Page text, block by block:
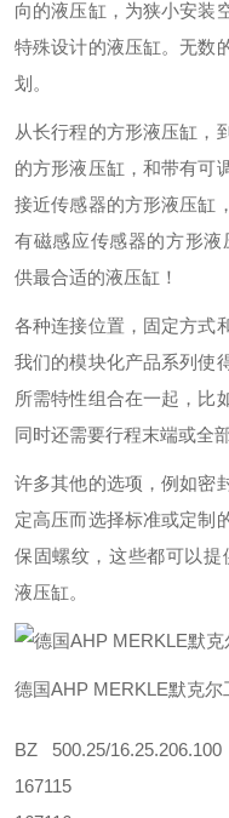
向的液压缸，为狭小安装
特殊设计的液压缸。无数
划。
从长行程的方形液压缸，
的方形液压缸，和带有可
接近传感器的方形液压缸
有磁感应传感器的方形液
供最合适的液压缸！
各种连接位置，固定方式
我们的模块化产品系列使
所需特性组合在一起，比
同时还需要行程末端或全
许多其他的选项，例如密
定高压而选择标准或定制
保固螺纹，这些都可以提
液压缸。
德国AHP MERKLE默克尔
BZ 500.25/16.25.206.100
167115